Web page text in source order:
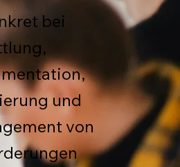
bei
und
von